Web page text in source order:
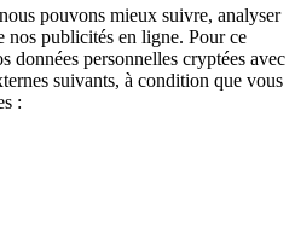
pouvons mieux suivre, analyser
nos publicités en ligne. Pour ce
données personnelles cryptées avec
suivants, à condition que vous
: